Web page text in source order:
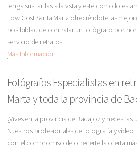
tenga sus tarifas a la vista y esté como lo
Low Cost Santa Marta ofreciéndote las
posibildad de contratar un fotógrafo por
servicio de retratos.
Más Información
Fotógrafos Especialistas en
Marta y toda la provincia de
¿Vives en la provincia de Badajoz y
Nuestros profesionales de fotografía y vídeo
con el compromiso de ofrecerte la oferta